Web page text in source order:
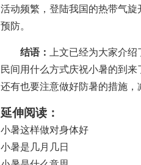
活动频繁，登陆我国的热带气
预防。
结语：
上文已经为大家介
民间用什么方式庆祝小暑的到
还有也要注意做好防暑的措施，
延伸阅读：
小暑这样做对身体好
小暑是几月几日